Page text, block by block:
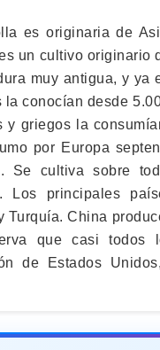
es originaria de
un cultivo originario
muy antigua, y ya
la conocían desde
y griegos la
por Europa
Se cultiva sobre
Los principales
Turquía. China
que casi todos
de Estados